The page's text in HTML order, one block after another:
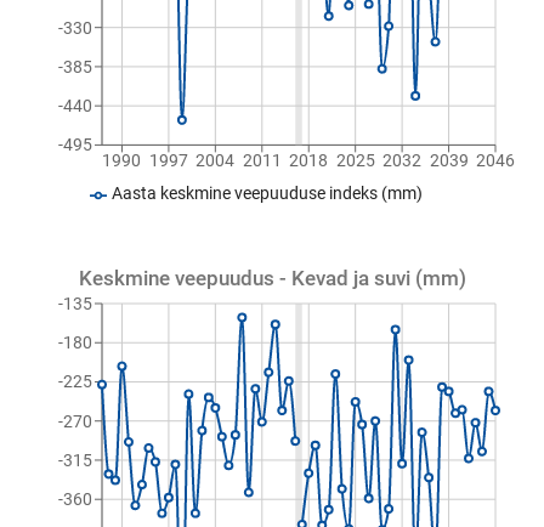
1990 1997 2004 2011 2018 2025 2032 2039 2046
-495
-440
-385
-330
Aasta keskmine veepuuduse indeks (mm)
Keskmine veepuudus - Kevad ja suvi (mm)
-360
-315
-270
-225
-180
-135